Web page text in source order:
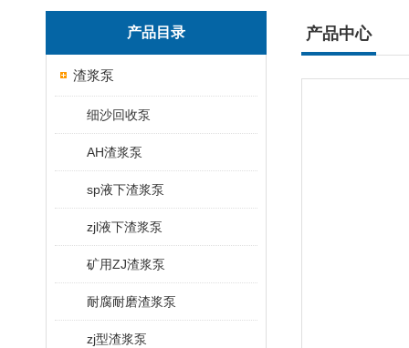
产品目录
渣浆泵
细沙回收泵
AH渣浆泵
sp液下渣浆泵
zjl液下渣浆泵
矿用ZJ渣浆泵
耐腐耐磨渣浆泵
zj型渣浆泵
产品中心